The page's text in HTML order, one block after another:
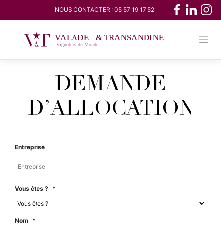
content
NOUS CONTACTER : 05 57 19 17 52
DEMANDE
D’ALLOCATION
Entreprise
Vous êtes ? *
Nom *